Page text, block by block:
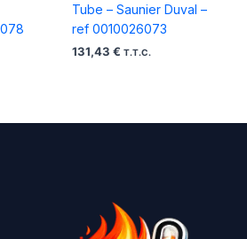
Tube – Saunier Duval –
ref 0010026073
131,43 € T.T.C.